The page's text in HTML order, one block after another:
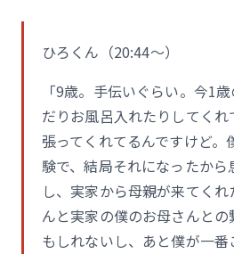
ひろくん（20:44〜）
「9歳。手伝いぐらい。今1
だりお風呂入れたりしてくれ
張ってくれてるんですけど。
験で、結局それになったから
し、実家から母親が来てく
んと実家の僕のお母さんと
もしれないし、あと僕が一